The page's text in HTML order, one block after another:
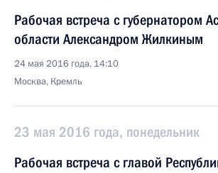
Рабочая встреча с губернатором
области Александром Жилкиным
24 мая 2016 года, 14:10
Москва, Кремль
23 мая 2016 года, понедельник
Рабочая встреча с главой